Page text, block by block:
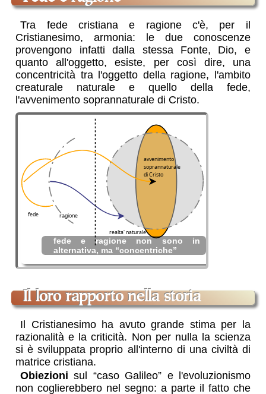
Tra fede cristiana e ragione c'è, per il
Cristianesimo, armonia: le due conoscenze
provengono infatti dalla stessa Fonte, Dio, e
quanto all'oggetto, esiste, per così dire, una
concentricità tra l'oggetto della ragione, l'ambito
creaturale naturale e quello della fede,
l'avvenimento soprannaturale di Cristo.
fede e ragione non sono in
alternativa, ma “concentriche”
il loro rapporto nella storia
Il Cristianesimo ha avuto grande stima per la
razionalità e la criticità. Non per nulla la scienza
si è sviluppata proprio all'interno di una civiltà di
matrice cristiana.
Obiezioni sul “caso Galileo” e l'evoluzionismo
non coglierebbero nel segno: a parte il fatto che